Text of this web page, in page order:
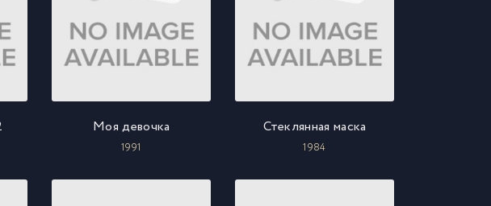
Моя девочка
1991
Стеклянная маска
1984